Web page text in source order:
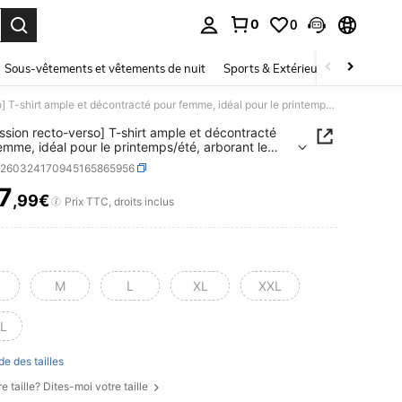
0 0
Sous-vêtements et vêtements de nuit Sports & Extérieur Enfants
[Impression recto-verso] T-shirt ample et décontracté pour femme, idéal pour le printemps/été, arborant le slogan << PAS AMICAL, NE PAS TOUCHER » sur le devant. T-shirt à manches courtes et col rond, 100 % coton.
recto-verso] T-shirt ample et décontracté
idéal pour le printemps/été, arborant le
PAS AMICAL, NE PAS TOUCHER » sur le
T-shirt à manches courtes et col rond, 100 %
AND AVAILABILITY
,99€ Prix TTC, droits inclus
M L XL XXL
des tailles
taille? Dites-moi votre taille